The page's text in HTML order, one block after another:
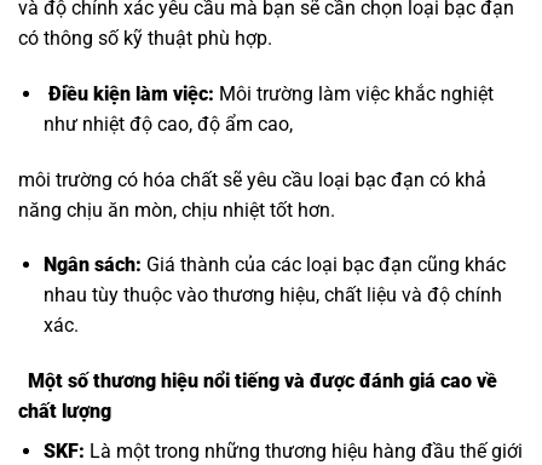
và độ chính xác yêu cầu mà bạn sẽ cần chọn loại bạc đạn
có thông số kỹ thuật phù hợp.
Điều kiện làm việc: Môi trường làm việc khắc nghiệt
như nhiệt độ cao, độ ẩm cao,
môi trường có hóa chất sẽ yêu cầu loại bạc đạn có khả
năng chịu ăn mòn, chịu nhiệt tốt hơn.
Ngân sách: Giá thành của các loại bạc đạn cũng khác
nhau tùy thuộc vào thương hiệu, chất liệu và độ chính
xác.
Một số thương hiệu nổi tiếng và được đánh giá cao về
chất lượng
SKF: Là một trong những thương hiệu hàng đầu thế giới